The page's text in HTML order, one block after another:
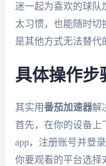
迷一起为喜欢的球队
太习惯，也能随时切
是其他方式无法替代
具体操作步
其实用番茄加速器解
首先，在你的设备上
app，注册账号并登
你要观看的平台选择